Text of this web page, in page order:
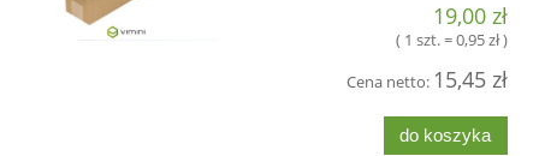
19,00 zł
( 1 szt. = 0,95 zł )
Cena netto: 15,45 zł
do koszyka